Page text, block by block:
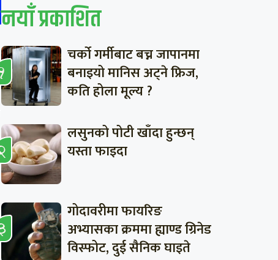
नयाँ प्रकाशित
चर्को गर्मीबाट बच्न जापानमा
बनाइयो मानिस अट्ने फ्रिज,
कति होला मूल्य ?
लसुनको पोटी खाँदा हुन्छन्
यस्ता फाइदा
गोदावरीमा फायरिङ
अभ्यासका क्रममा ह्याण्ड ग्रिनेड
विस्फोट, दुई सैनिक घाइते